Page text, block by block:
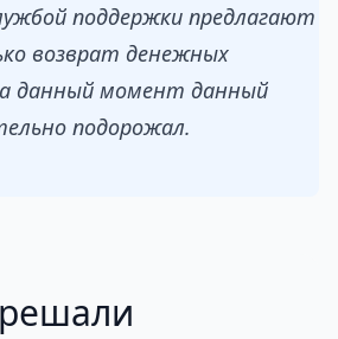
поддержки предлагают
возврат денежных
данный момент данный
подорожал.